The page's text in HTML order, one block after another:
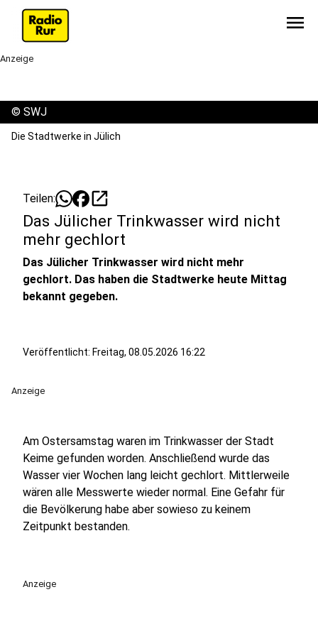
menu
Anzeige
© SWJ
Die Stadtwerke in Jülich
Teilen: open_in_new
Das Jülicher Trinkwasser wird nicht
mehr gechlort
Das Jülicher Trinkwasser wird nicht mehr
gechlort. Das haben die Stadtwerke heute Mittag
bekannt gegeben.
Veröffentlicht: Freitag, 08.05.2026 16:22
Anzeige
Am Ostersamstag waren im Trinkwasser der Stadt
Keime gefunden worden. Anschließend wurde das
Wasser vier Wochen lang leicht gechlort. Mittlerweile
wären alle Messwerte wieder normal. Eine Gefahr für
die Bevölkerung habe aber sowieso zu keinem
Zeitpunkt bestanden.
Anzeige